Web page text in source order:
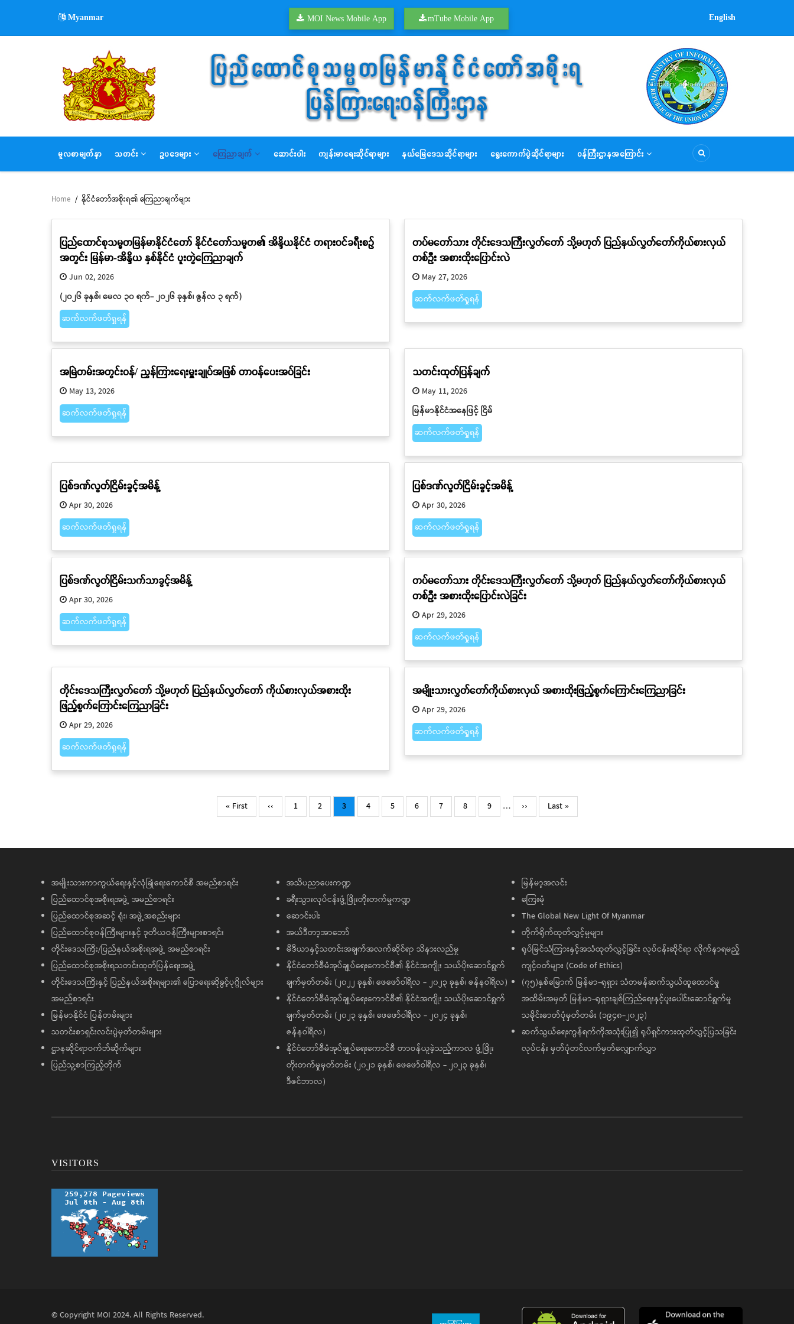
main
Myanmar MOI News Mobile App mTube Mobile App English
MAIN
NAVIGATION
မူလစာမျက်နှာ သတင်း ဥပဒေများ ကြေညာချက် ဆောင်းပါး ကျန်းမာရေးဆိုင်ရာများ နယ်မြေဒေသဆိုင်ရာများ ရွေးကောက်ပွဲဆိုင်ရာများ ဝန်ကြီးဌာနအကြောင်း
Breadcrumb
Home / နိုင်ငံတော်အစိုးရ၏ ကြေညာချက်များ
ပြည်ထောင်စုသမ္မတမြန်မာနိုင်ငံတော် နိုင်ငံတော်သမ္မတ၏ အိန္ဒိယနိုင်ငံ တရားဝင်ခရီးစဉ်
အတွင်း မြန်မာ-အိန္ဒိယ နှစ်နိုင်ငံ ပူးတွဲကြေညာချက်
Jun 02, 2026
(၂၀၂၆ ခုနှစ်၊ မေလ ၃၀ ရက်- ၂၀၂၆ ခုနှစ်၊ ဇွန်လ ၃ ရက်)
ဆက်လက်ဖတ်ရှုရန်
တပ်မတော်သား တိုင်းဒေသကြီးလွှတ်တော် သို့မဟုတ် ပြည်နယ်လွှတ်တော်ကိုယ်စားလှယ်
တစ်ဦး အစားထိုးပြောင်းလဲ
May 27, 2026
ဆက်လက်ဖတ်ရှုရန်
အမြဲတမ်းအတွင်းဝန်/ ညွှန်ကြားရေးမှူးချုပ်အဖြစ် တာဝန်ပေးအပ်ခြင်း
May 13, 2026
ဆက်လက်ဖတ်ရှုရန်
သတင်းထုတ်ပြန်ချက်
May 11, 2026
မြန်မာနိုင်ငံအနေဖြင့် ငြိမ်
ဆက်လက်ဖတ်ရှုရန်
ပြစ်ဒဏ်လွတ်ငြိမ်းခွင့်အမိန့်
Apr 30, 2026
ဆက်လက်ဖတ်ရှုရန်
ပြစ်ဒဏ်လွတ်ငြိမ်းခွင့်အမိန့်
Apr 30, 2026
ဆက်လက်ဖတ်ရှုရန်
ပြစ်ဒဏ်လွတ်ငြိမ်းသက်သာခွင့်အမိန့်
Apr 30, 2026
ဆက်လက်ဖတ်ရှုရန်
တပ်မတော်သား တိုင်းဒေသကြီးလွှတ်တော် သို့မဟုတ် ပြည်နယ်လွှတ်တော်ကိုယ်စားလှယ်
တစ်ဦး အစားထိုးပြောင်းလဲခြင်း
Apr 29, 2026
ဆက်လက်ဖတ်ရှုရန်
တိုင်းဒေသကြီးလွှတ်တော် သို့မဟုတ် ပြည်နယ်လွှတ်တော် ကိုယ်စားလှယ်အစားထိုး
ဖြည့်စွက်ကြောင်းကြေညာခြင်း
Apr 29, 2026
ဆက်လက်ဖတ်ရှုရန်
အမျိုးသားလွှတ်တော်ကိုယ်စားလှယ် အစားထိုးဖြည့်စွက်ကြောင်းကြေညာခြင်း
Apr 29, 2026
ဆက်လက်ဖတ်ရှုရန်
First
page
« First
Previous
page
‹‹ Page
1 Page
2
Current
page
3 Page
4 Page
5 Page
6 Page
7 Page
8 Page
9 …
Next
page
››
Last
page
Last »
အမျိုးသားကာကွယ်ရေးနှင့်လုံခြုံရေးကောင်စီ အမည်စာရင်း
ပြည်ထောင်စုအစိုးရအဖွဲ့ အမည်စာရင်း
ပြည်ထောင်စုအဆင့် ရုံး၊ အဖွဲ့အစည်းများ
ပြည်ထောင်စုဝန်ကြီးများနှင့် ဒုတိယဝန်ကြီးများစာရင်း
တိုင်းဒေသကြီး/ပြည်နယ်အစိုးရအဖွဲ့ အမည်စာရင်း
ပြည်ထောင်စုအစိုးရသတင်းထုတ်ပြန်ရေးအဖွဲ့
တိုင်းဒေသကြီးနှင့် ပြည်နယ်အစိုးရများ၏ ပြောရေးဆိုခွင့်ပုဂ္ဂိုလ်များ
အမည်စာရင်း
မြန်မာနိုင်ငံ ပြန်တမ်းများ
သတင်းစာရှင်းလင်းပွဲမှတ်တမ်းများ
ဌာနဆိုင်ရာဝက်ဘ်ဆိုက်များ
ပြည်သူ့စာကြည့်တိုက်
အသိပညာပေးကဏ္ဍ
ခရီးသွားလုပ်ငန်းဖွံ့ဖြိုးတိုးတက်မှုကဏ္ဍ
ဆောင်းပါး
အယ်ဒီတာ့အာဘော်
မီဒီယာနှင့်သတင်းအချက်အလက်ဆိုင်ရာ သိနားလည်မှု
နိုင်ငံတော်စီမံအုပ်ချုပ်ရေးကောင်စီ၏ နိုင်ငံအကျိုး သယ်ပိုးဆောင်ရွက်
ချက်မှတ်တမ်း (၂၀၂၂ ခုနှစ်၊ ဖေဖော်ဝါရီလ - ၂၀၂၃ ခုနှစ်၊ ဇန်နဝါရီလ)
နိုင်ငံတော်စီမံအုပ်ချုပ်ရေးကောင်စီ၏ နိုင်ငံအကျိုး သယ်ပိုးဆောင်ရွက်
ချက်မှတ်တမ်း (၂၀၂၃ ခုနှစ်၊ ဖေဖော်ဝါရီလ - ၂၀၂၄ ခုနှစ်၊
ဇန်နဝါရီလ)
နိုင်ငံတော်စီမံအုပ်ချုပ်ရေးကောင်စီ တာဝန်ယူခဲ့သည့်ကာလ ဖွံ့ဖြိုး
တိုးတက်မှုမှတ်တမ်း (၂၀၂၁ ခုနှစ်၊ ဖေဖော်ဝါရီလ - ၂၀၂၃ ခုနှစ်၊
ဒီဇင်ဘာလ)
မြန်မာ့အလင်း
ကြေးမုံ
The Global New Light Of Myanmar
တိုက်ရိုက်ထုတ်လွှင့်မှုများ
ရုပ်မြင်သံကြားနှင့်အသံထုတ်လွှင့်ခြင်း လုပ်ငန်းဆိုင်ရာ လိုက်နာရမည့်
ကျင့်ဝတ်များ (Code of Ethics)
(၇၅)နှစ်မြောက် မြန်မာ-ရုရှား သံတမန်ဆက်သွယ်ထူထောင်မှု
အထိမ်းအမှတ် မြန်မာ-ရုရှားချစ်ကြည်ရေးနှင့်ပူးပေါင်းဆောင်ရွက်မှု
သမိုင်းဓာတ်ပုံမှတ်တမ်း (၁၉၄၈-၂၀၂၃)
ဆက်သွယ်ရေးကွန်ရက်ကိုအသုံးပြု၍ ရုပ်ရှင်ကားထုတ်လွှင့်ပြသခြင်း
လုပ်ငန်း မှတ်ပုံတင်လက်မှတ်လျှောက်လွှာ
VISITORS
© Copyright MOI 2024. All Rights Reserved.